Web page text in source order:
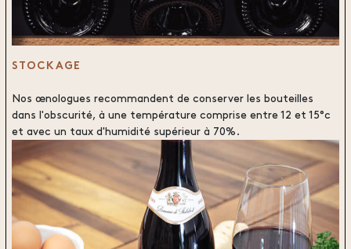
STOCKAGE
Nos œnologues recommandent de conserver les bouteilles
dans l'obscurité, à une température comprise entre 12 et 15°c
et avec un taux d'humidité supérieur à 70%.